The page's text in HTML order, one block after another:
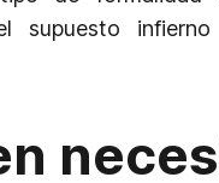
supuesto